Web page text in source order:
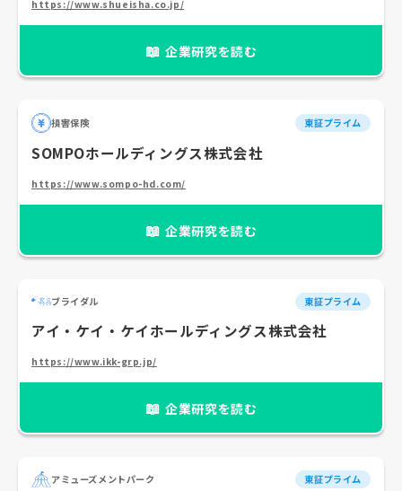
https://www.shueisha.co.jp/
📖 企業研究を読む
損害保険 東証プライム
SOMPOホールディングス株式会社
https://www.sompo-hd.com/
📖 企業研究を読む
ブライダル 東証プライム
アイ・ケイ・ケイホールディングス株式会社
https://www.ikk-grp.jp/
📖 企業研究を読む
アミューズメントパーク 東証プライム